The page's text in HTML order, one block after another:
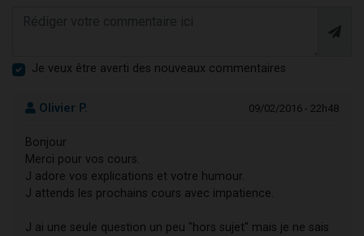
Je veux être averti des nouveaux commentaires
Olivier P. 09/02/2016 - 22h48
Bonjour
Merci pour vos cours.
J adore vos explications et votre humour.
J attends les prochains cours avec impatience.
J ai une seule question un peu "hors sujet" mais je ne sais